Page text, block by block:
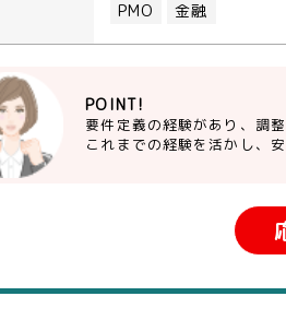
PMO 金融
POINT!
要件定義の経験があり、調
これまでの経験を活かし、